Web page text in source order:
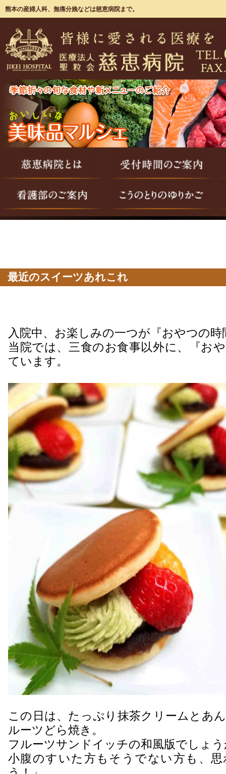
熊本の産婦人科、無痛分娩などは慈恵病院まで。
最近のスイーツあれこれ
入院中、お楽しみの一つが『おやつの時
当院では、三食のお食事以外に、『お
ています。
この日は、たっぷり抹茶クリームとあ
ルーツどら焼き。
フルーツサンドイッチの和風版でしょ
小腹のすいた方もそうでない方も、